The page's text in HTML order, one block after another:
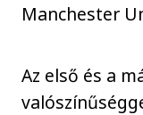
Manchester
Az első és a